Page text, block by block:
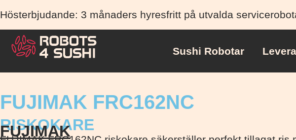
Hösterbjudande: 3 månaders hyresfritt på utvalda
Sushi Robotar
FUJIMAK FRC162NC
RISKOKARE
FUJIMAK